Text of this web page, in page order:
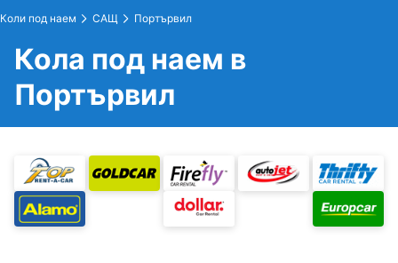
Коли под наем САЩ Портървил
Кола под наем в
Портървил